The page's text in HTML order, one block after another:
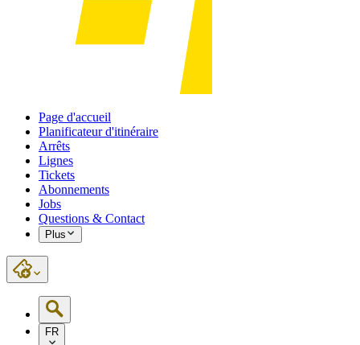
Page d'accueil
Planificateur d'itinéraire
Arrêts
Lignes
Tickets
Abonnements
Jobs
Questions & Contact
Plus
FR